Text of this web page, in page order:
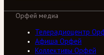
Орфей медиа
Телерадиоцентр
Афиша Орфей
Коллективы Орфей